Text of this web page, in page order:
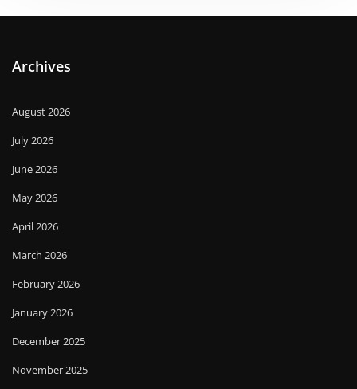
Archives
August 2026
July 2026
June 2026
May 2026
April 2026
March 2026
February 2026
January 2026
December 2025
November 2025